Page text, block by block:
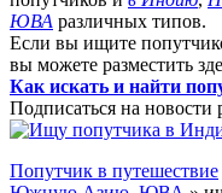
ЮВА различных типов.
Если вы ищите
вы можете разместить
Как искать и найти
Подписаться на
Попутчик в путешествие